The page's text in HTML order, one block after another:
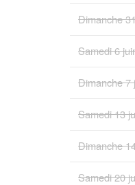
Dimanche
Samedi 6
Dimanche 7
Samedi 13
Dimanche
Samedi 20